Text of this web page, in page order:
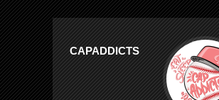
CAPADDICTS